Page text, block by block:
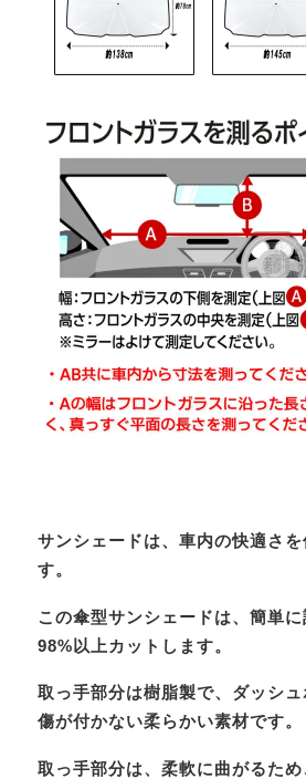
サンシェードは、車内の快適さ
す。
この傘型サンシェードは、簡単
98%以上カットします。
取っ手部分は樹脂製で、ダッシ
傷が付かない柔らかい素材です。
取っ手部分は、柔軟に曲がるた